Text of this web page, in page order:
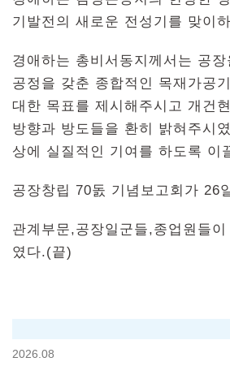
기발전의 새로운 전성기를 맞이
경애하는 총비서동지께서는 공
공정을 갖춘 종합적인 목재가공
대한 목표를 제시해주시고 개건
방향과 방도들을 환히 밝혀주시
상에 실질적인 기여를 하도록 이
공장창립 70돐 기념보고회가 26
관계부문,공장일군들,종업원들
였다.(끝)
2026.08